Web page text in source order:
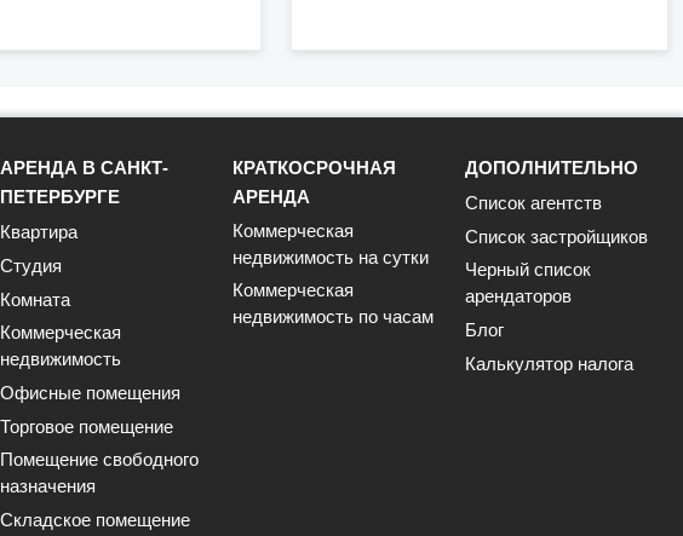
АРЕНДА В САНКТ-
ПЕТЕРБУРГЕ
Квартира
Студия
Комната
Коммерческая
недвижимость
Офисные помещения
Торговое помещение
Помещение свободного
назначения
Складское помещение
КРАТКОСРОЧНАЯ
АРЕНДА
Коммерческая
недвижимость на сутки
Коммерческая
недвижимость по часам
ДОПОЛНИТЕЛЬНО
Список агентств
Список застройщиков
Черный список
арендаторов
Блог
Калькулятор налога